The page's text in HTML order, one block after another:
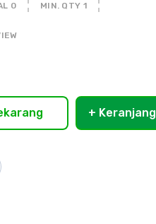
0 MIN. QTY 1
+ Keranjang